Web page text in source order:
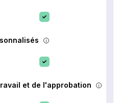
et de l'approbation